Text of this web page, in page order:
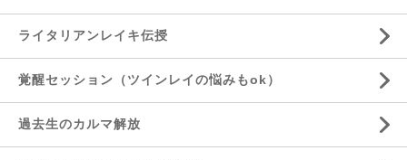
ライタリアンレイキ伝授
覚醒セッション（ツインレイの悩みもok）
過去生のカルマ解放